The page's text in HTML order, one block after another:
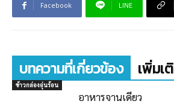
Facebook LINE
บทความที่เกี่ยวข้อง เพิ่มเ
ข้าวกล่องอุ่นร้อน
อาหารจานเดียว